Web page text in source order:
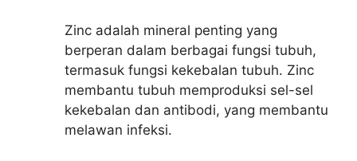
Zinc adalah mineral penting yang
berperan dalam berbagai fungsi tubuh,
termasuk fungsi kekebalan tubuh. Zinc
membantu tubuh memproduksi sel-sel
kekebalan dan antibodi, yang membantu
melawan infeksi.